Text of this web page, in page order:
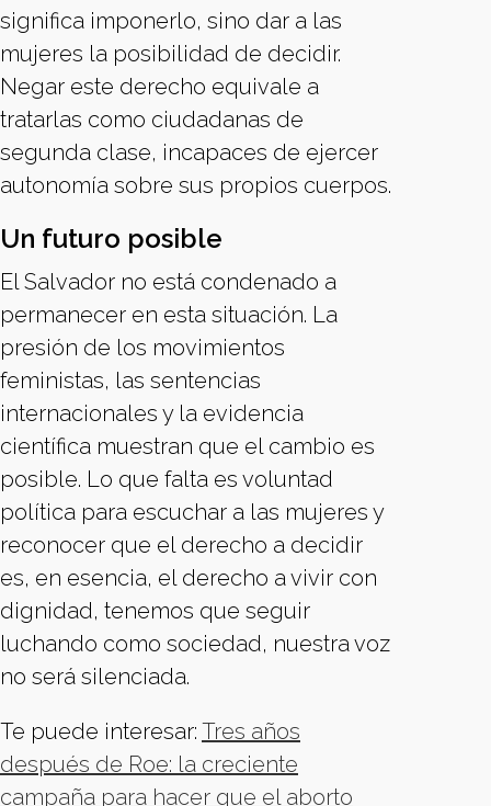
significa imponerlo, sino dar a las
mujeres la posibilidad de decidir.
Negar este derecho equivale a
tratarlas como ciudadanas de
segunda clase, incapaces de ejercer
autonomía sobre sus propios cuerpos.
Un futuro posible
El Salvador no está condenado a
permanecer en esta situación. La
presión de los movimientos
feministas, las sentencias
internacionales y la evidencia
científica muestran que el cambio es
posible. Lo que falta es voluntad
política para escuchar a las mujeres y
reconocer que el derecho a decidir
es, en esencia, el derecho a vivir con
dignidad, tenemos que seguir
luchando como sociedad, nuestra voz
no será silenciada.
Te puede interesar: Tres años
después de Roe: la creciente
campaña para hacer que el aborto